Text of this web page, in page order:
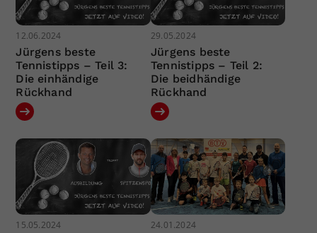
12.06.2024
Jürgens beste
Tennistipps – Teil 3:
Die einhändige
Rückhand
29.05.2024
Jürgens beste
Tennistipps – Teil 2:
Die beidhändige
Rückhand
15.05.2024 24.01.2024